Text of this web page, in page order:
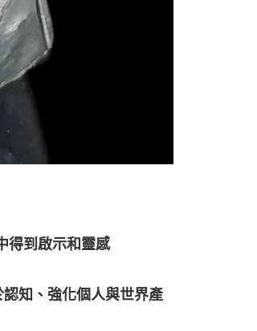
得到啟示和靈感
知、強化個人與世界產